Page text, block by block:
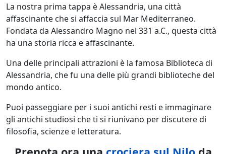
La nostra prima tappa è Alessandria, una città
affascinante che si affaccia sul Mar Mediterraneo.
Fondata da Alessandro Magno nel 331 a.C., questa città
ha una storia ricca e affascinante.
Una delle principali attrazioni è la famosa Biblioteca di
Alessandria, che fu una delle più grandi biblioteche del
mondo antico.
Puoi passeggiare per i suoi antichi resti e immaginare
gli antichi studiosi che ti si riunivano per discutere di
filosofia, scienze e letteratura.